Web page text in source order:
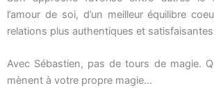
l’amour de soi, d’un meilleur équilibre
relations plus authentiques et
Avec Sébastien, pas de tours de magie.
mènent à votre propre magie…